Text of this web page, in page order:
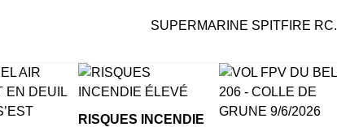
SUPERMARINE SPITFIRE RC.
RISQUES INCENDIE